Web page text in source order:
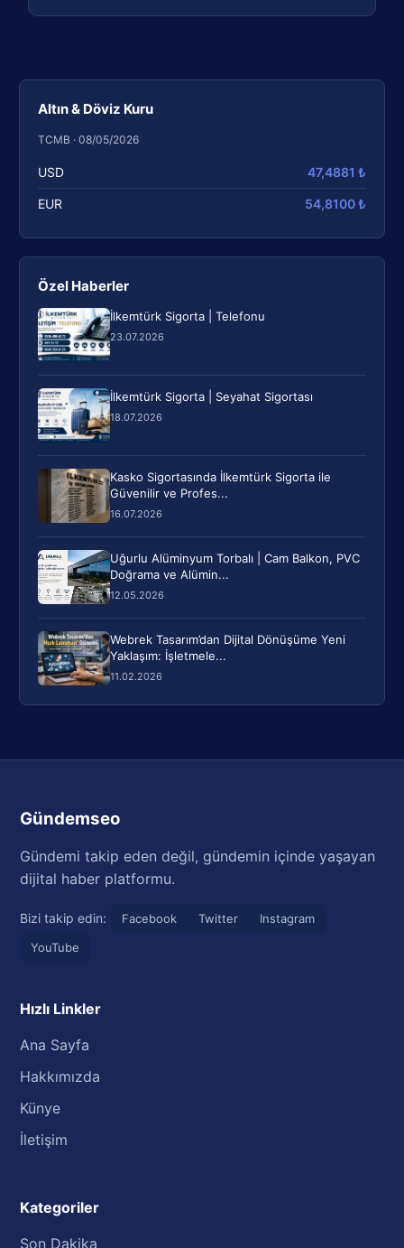
Altın & Döviz Kuru
TCMB · 08/05/2026
USD 47,4881 ₺
EUR 54,8100 ₺
Özel Haberler
İlkemtürk Sigorta | Telefonu
23.07.2026
İlkemtürk Sigorta | Seyahat Sigortası
18.07.2026
Kasko Sigortasında İlkemtürk Sigorta ile
Güvenilir ve Profes...
16.07.2026
Uğurlu Alüminyum Torbalı | Cam Balkon, PVC
Doğrama ve Alümin...
12.05.2026
Webrek Tasarım’dan Dijital Dönüşüme Yeni
Yaklaşım: İşletmele...
11.02.2026
Gündemseo
Gündemi takip eden değil, gündemin içinde yaşayan
dijital haber platformu.
Bizi takip edin: Facebook Twitter
Instagram
YouTube
Hızlı Linkler
Ana Sayfa
Hakkımızda
Künye
İletişim
Kategoriler
Son Dakika